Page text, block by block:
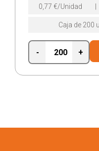
0,77 €/Unidad
Caja de 200
- +